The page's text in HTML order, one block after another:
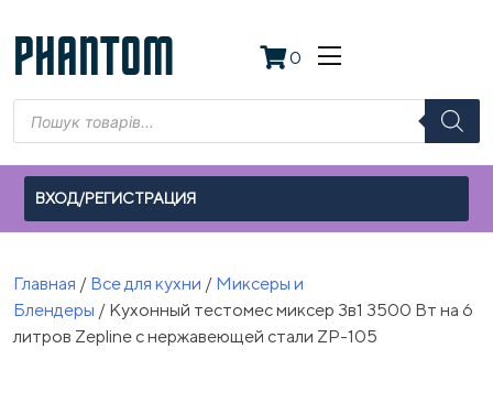
to
content
PHANTOM 0
Поиск
товаров
ВХОД/РЕГИСТРАЦИЯ
Главная / Все для кухни / Миксеры и
Блендеры / Кухонный тестомес миксер 3в1 3500 Вт на 6
литров Zepline с нержавеющей стали ZP-105